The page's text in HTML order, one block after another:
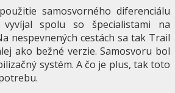
samosvorného diferenciálu
spolu so špecialistami na
nespevnených cestách sa tak Trail
ako bežné verzie. Samosvoru bol
systém. A čo je plus, tak toto